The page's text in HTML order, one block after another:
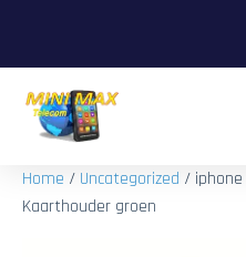
Home / Uncategorized /
Kaarthouder groen